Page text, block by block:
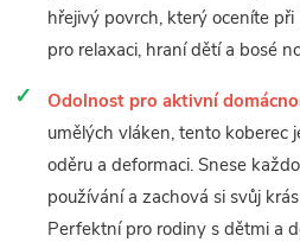
hřejivý povrch, který oceníte
pro relaxaci, hraní dětí a bosé
Odolnost pro aktivní
umělých vláken, tento koberec
oděru a deformaci. Snese
používání a zachová si svůj
Perfektní pro rodiny s dětmi a